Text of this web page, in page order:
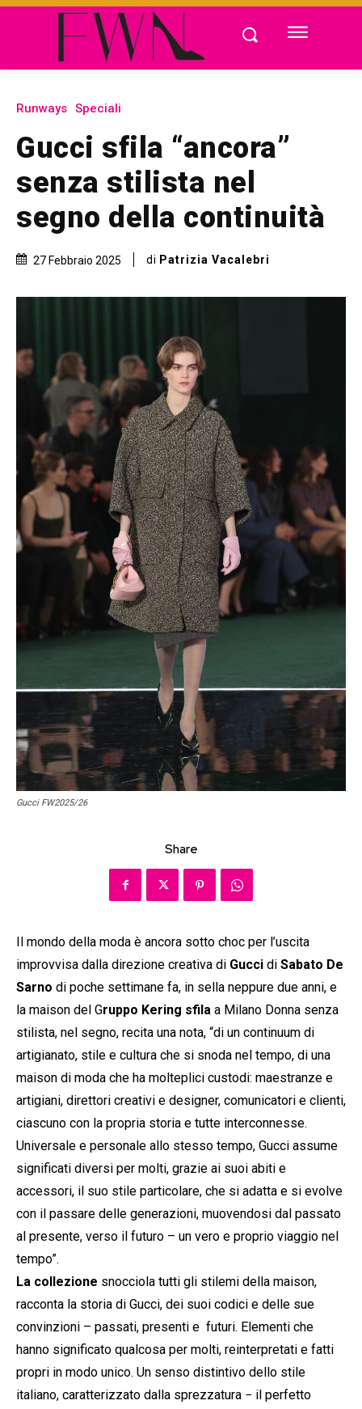
Runways Speciali
Gucci sfila “ancora”
senza stilista nel
segno della continuità
27 Febbraio 2025 di Patrizia Vacalebri
Gucci FW2025/26
Share
Il mondo della moda è ancora sotto choc per l’uscita
improvvisa dalla direzione creativa di Gucci di Sabato De
Sarno di poche settimane fa, in sella neppure due anni, e
la maison del Gruppo Kering sfila a Milano Donna senza
stilista, nel segno, recita una nota, “di un continuum di
artigianato, stile e cultura che si snoda nel tempo, di una
maison di moda che ha molteplici custodi: maestranze e
artigiani, direttori creativi e designer, comunicatori e clienti,
ciascuno con la propria storia e tutte interconnesse.
Universale e personale allo stesso tempo, Gucci assume
significati diversi per molti, grazie ai suoi abiti e
accessori, il suo stile particolare, che si adatta e si evolve
con il passare delle generazioni, muovendosi dal passato
al presente, verso il futuro – un vero e proprio viaggio nel
tempo”.
La collezione snocciola tutti gli stilemi della maison,
racconta la storia di Gucci, dei suoi codici e delle sue
convinzioni – passati, presenti e futuri. Elementi che
hanno significato qualcosa per molti, reinterpretati e fatti
propri in modo unico. Un senso distintivo dello stile
italiano, caratterizzato dalla sprezzatura − il perfetto